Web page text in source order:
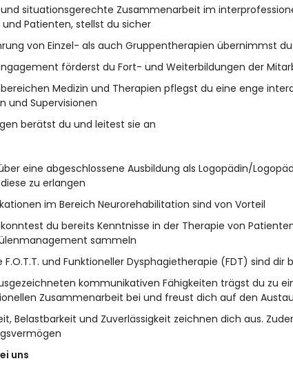
situationsgerechte Zusammenarbeit im
Patienten, stellst du sicher
von Einzel- als auch Gruppentherapien übernimmst
förderst du Fort- und Weiterbildungen der
Medizin und Therapien pflegst du eine enge
und Supervisionen
berätst du und leitest sie an
eine abgeschlossene Ausbildung als Logopädin/
zu erlangen
im Bereich Neurorehabilitation sind von Vorteil
du bereits Kenntnisse in der Therapie von
sammeln
F.O.T.T. und Funktioneller Dysphagietherapie (FDT) sind dir
kommunikativen Fähigkeiten trägst du zu
Zusammenarbeit bei und freust dich auf den
Belastbarkeit und Zuverlässigkeit zeichnen dich aus.
uns